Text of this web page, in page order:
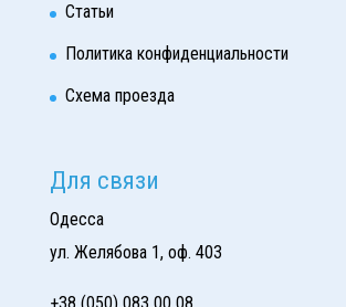
Статьи
Политика конфиденциальности
Схема проезда
Для связи
Одесса
ул. Желябова 1, оф. 403
+38 (050) 083 00 08